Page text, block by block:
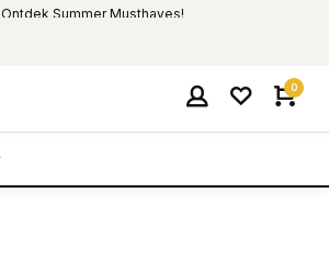
Ontdek Summer Musthaves!
0